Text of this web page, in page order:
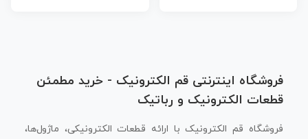
فروشگاه اینترنتی قم الکترونیک - خرید مطمئن
قطعات الکترونیک و رباتیک
فروشگاه قم الکترونیک با ارائه قطعات الکترونیکی، ماژول‌ها،